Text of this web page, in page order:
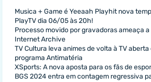
Musica + Game é Yeeaah Playhit nova
PlayTV dia 06/05 às 20h!
Processo movido por gravadoras ameaça
Internet Archive
TV Cultura leva animes de volta à TV
programa Antimatéria
XSports: A nova aposta para os fãs de
BGS 2024 entra em contagem regressiva